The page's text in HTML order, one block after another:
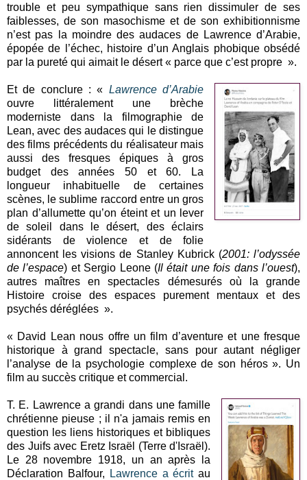
trouble et peu sympathique sans rien dissimuler de ses
faiblesses, de son masochisme et de son exhibitionnisme
n’est pas la moindre des audaces de Lawrence d’Arabie,
épopée de l’échec, histoire d’un Anglais phobique obsédé
par la pureté qui aimait le désert « parce que c’est propre ».
Et de conclure : « Lawrence d’Arabie
ouvre littéralement une brèche
moderniste dans la filmographie de
Lean, avec des audaces qui le distingue
des films précédents du réalisateur mais
aussi des fresques épiques à gros
budget des années 50 et 60. La
longueur inhabituelle de certaines
scènes, le sublime raccord entre un gros
plan d’allumette qu’on éteint et un lever
de soleil dans le désert, des éclairs
sidérants de violence et de folie
annoncent les visions de Stanley Kubrick (2001: l’odyssée
de l’espace) et Sergio Leone (Il était une fois dans l’ouest),
autres maîtres en spectacles démesurés où la grande
Histoire croise des espaces purement mentaux et des
psychés déréglées ».
« David Lean nous offre un film d’aventure et une fresque
historique à grand spectacle, sans pour autant négliger
l’analyse de la psychologie complexe de son héros ». Un
film au succès critique et commercial.
T. E. Lawrence a grandi dans une famille
chrétienne pieuse ; il n'a jamais remis en
question les liens historiques et bibliques
des Juifs avec Eretz Israël (Terre d'Israël).
Le 28 novembre 1918, un an après la
Déclaration Balfour,
Lawrence a écritau